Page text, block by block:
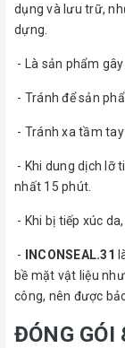
dụng và lưu trữ,
dựng.
- Là sản phẩm
- Tránh để sản
- Tránh xa tầm tay
- Khi dung dịch lỡ
nhất 15 phút.
- Khi bị tiếp xúc
- INCONSEAL.31
bề mặt vật liệu
công, nên được
ĐÓNG GÓI